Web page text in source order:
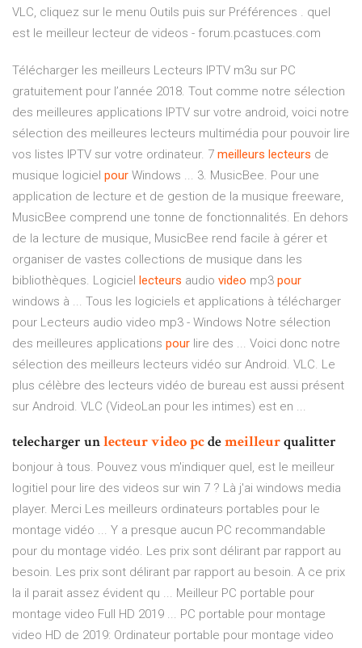
VLC, cliquez sur le menu Outils puis sur Préférences . quel
est le meilleur lecteur de videos - forum.pcastuces.com
Télécharger les meilleurs Lecteurs IPTV m3u sur PC
gratuitement pour l’année 2018. Tout comme notre sélection
des meilleures applications IPTV sur votre android, voici notre
sélection des meilleures lecteurs multimédia pour pouvoir lire
vos listes IPTV sur votre ordinateur. 7 meilleurs lecteurs de
musique logiciel pour Windows ... 3. MusicBee. Pour une
application de lecture et de gestion de la musique freeware,
MusicBee comprend une tonne de fonctionnalités. En dehors
de la lecture de musique, MusicBee rend facile à gérer et
organiser de vastes collections de musique dans les
bibliothèques. Logiciel
lecteurs audio video mp3 pour
windows à ... Tous les logiciels et applications à télécharger
pour Lecteurs audio video mp3 - Windows Notre sélection
des meilleures applications pour lire des ... Voici donc notre
sélection des meilleurs lecteurs vidéo sur Android. VLC. Le
plus célèbre des lecteurs vidéo de bureau est aussi présent
sur Android. VLC (VideoLan pour les intimes) est en ...
telecharger unlecteurvideopcdemeilleurqualitter
bonjour à tous. Pouvez vous m'indiquer quel, est le meilleur
logitiel pour lire des videos sur win 7 ? Là j'ai windows media
player. Merci Les meilleurs ordinateurs portables pour le
montage vidéo ... Y a presque aucun PC recommandable
pour du montage vidéo. Les prix sont délirant par rapport au
besoin. Les prix sont délirant par rapport au besoin. A ce prix
la il parait assez évident qu ... Meilleur PC portable pour
montage video Full HD 2019 ... PC portable pour montage
video HD de 2019: Ordinateur portable pour montage video